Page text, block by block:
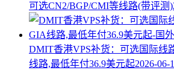
可选CN2/BGP/CMI等线路(带评测)
DMIT香港VPS补货：可选国际线
线路,最低年付36.9美元起2026-06-